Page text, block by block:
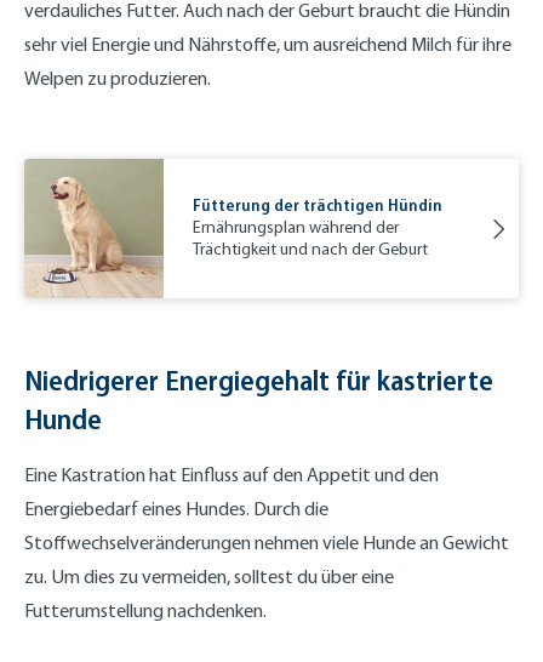
verdauliches Futter. Auch nach der Geburt braucht die Hündin
sehr viel Energie und Nährstoffe, um ausreichend Milch für ihre
Welpen zu produzieren.
Fütterung der trächtigen Hündin
Ernährungsplan während der
Trächtigkeit und nach der Geburt
Niedrigerer Energiegehalt für kastrierte
Hunde
Eine Kastration hat Einfluss auf den Appetit und den
Energiebedarf eines Hundes. Durch die
Stoffwechselveränderungen nehmen viele Hunde an Gewicht
zu. Um dies zu vermeiden, solltest du über eine
Futterumstellung nachdenken.